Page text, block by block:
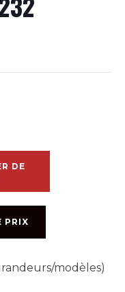
DE
PRIX
modèles)